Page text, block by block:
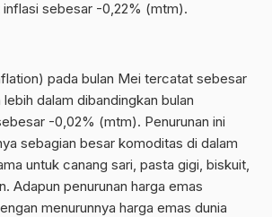
inflasi sebesar -0,22% (mtm).
pada bulan Mei tercatat sebesar
dalam dibandingkan bulan
-0,02% (mtm). Penurunan ini
sebagian besar komoditas di dalam
untuk canang sari, pasta gigi, biskuit,
Adapun penurunan harga emas
menurunnya harga emas dunia